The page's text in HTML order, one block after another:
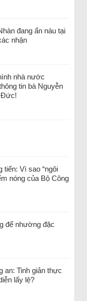
đang ẩn náu tại
nhận
nhà nước
tin bà Nguyễn
Đức!
tiến: Vì sao “ngôi
nóng của Bộ Công
để nhường đặc
an: Tinh giản thực
lấy lệ?